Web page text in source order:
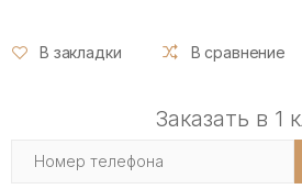
В закладки В сравнение
Заказать в 1